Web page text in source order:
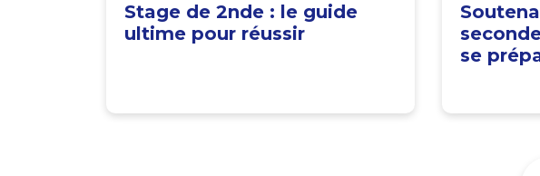
Stage de 2nde : le guide
ultime pour réussir
se